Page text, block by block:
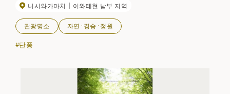
니시와가마치 이와테현 남부 지역
관광명소 자연·경승·정원
#단풍